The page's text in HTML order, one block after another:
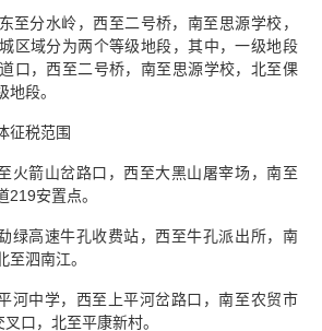
至分水岭，西至二号桥，南至思源学校，
区域分为两个等级地段，其中，一级地段
口，西至二号桥，南至思源学校，北至倮
地段。
征税范围
火箭山岔路口，西至大黑山屠宰场，南至
219安置点。
绿高速牛孔收费站，西至牛孔派出所，南
至泗南江。
河中学，西至上平河岔路口，南至农贸市
口，北至平康新村。